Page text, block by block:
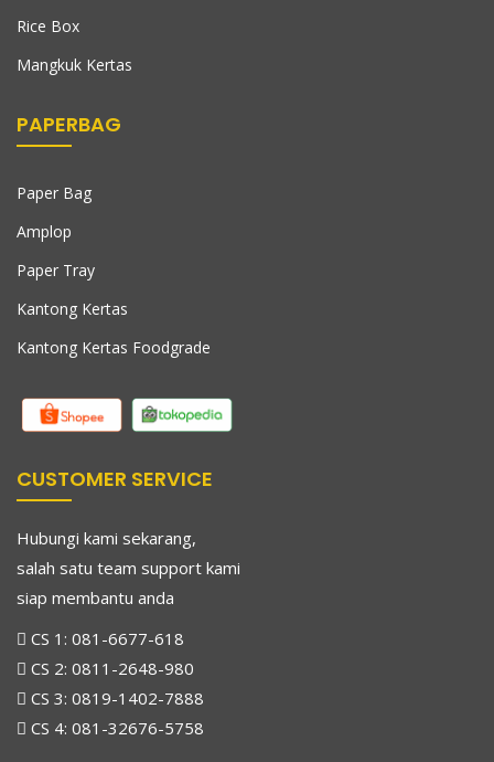
Rice Box
Mangkuk Kertas
PAPERBAG
Paper Bag
Amplop
Paper Tray
Kantong Kertas
Kantong Kertas Foodgrade
CUSTOMER SERVICE
Hubungi kami sekarang,
salah satu team support kami
siap membantu anda
CS 1: 081-6677-618
CS 2: 0811-2648-980
CS 3: 0819-1402-7888
CS 4: 081-32676-5758